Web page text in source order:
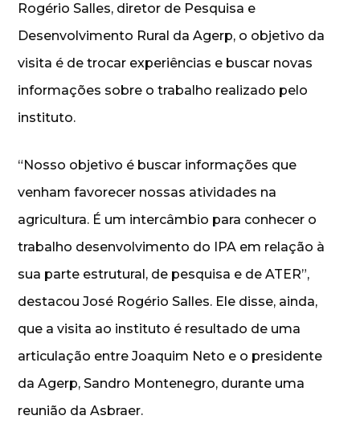
Rogério Salles, diretor de Pesquisa e
Desenvolvimento Rural da Agerp, o objetivo da
visita é de trocar experiências e buscar novas
informações sobre o trabalho realizado pelo
instituto.
“Nosso objetivo é buscar informações que
venham favorecer nossas atividades na
agricultura. É um intercâmbio para conhecer o
trabalho desenvolvimento do IPA em relação à
sua parte estrutural, de pesquisa e de ATER”,
destacou José Rogério Salles. Ele disse, ainda,
que a visita ao instituto é resultado de uma
articulação entre Joaquim Neto e o presidente
da Agerp, Sandro Montenegro, durante uma
reunião da Asbraer.